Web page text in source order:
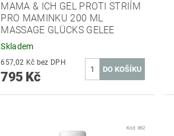
MAMA & ICH GEL PROTI STRIÍM
PRO MAMINKU 200 ML
MASSAGE GLÜCKS GELEE
Skladem
657,02 Kč bez DPH
795 Kč
Kód: 862